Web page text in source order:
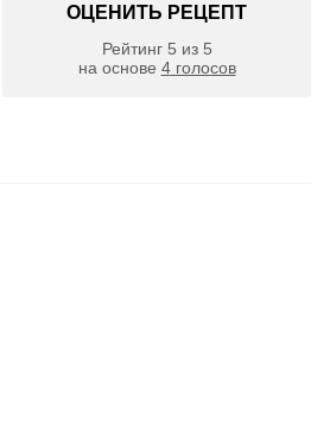
ОЦЕНИТЬ РЕЦЕПТ
Рейтинг 5 из 5
на основе 4голосов